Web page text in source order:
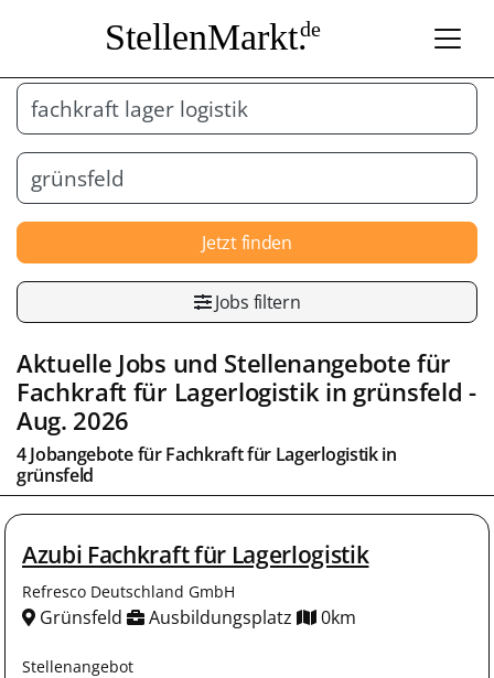
StellenMarkt.de
Jetzt finden
Jobs filtern
Aktuelle Jobs und Stellenangebote für
Fachkraft für Lagerlogistikin grünsfeld -
Aug. 2026
4 Jobangebote fürFachkraft für Lagerlogistikin
grünsfeld
Azubi Fachkraft für Lagerlogistik
Refresco Deutschland GmbH
Grünsfeld Ausbildungsplatz 0km
Stellenangebot